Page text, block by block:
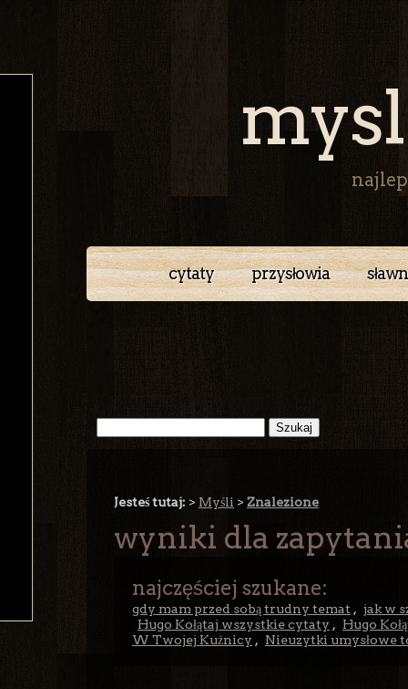
cytaty przysłowia
Jesteś tutaj: > Myśli > Znalezione
wyniki dla
najczęściej szukane:
gdy mam przed sobą trudny temat , jak w
Hugo Kołątaj wszystkie cytaty , Hugo
W Twojej Kużnicy , Nieuzytki umysłowe